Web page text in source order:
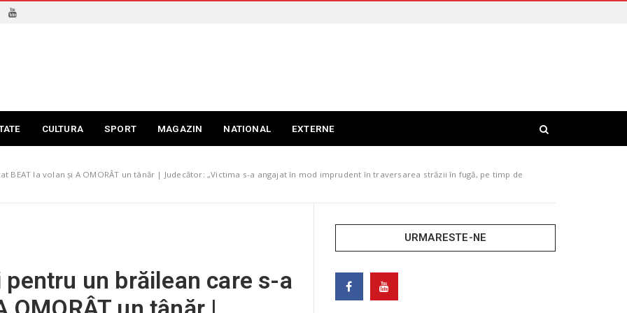
CULTURA SPORT MAGAZIN NATIONAL EXTERNE
BEAT la volan și A OMORÂT un tânăr | Judecător: „Victima s-a angajat în mod imprudent în traversarea străzii în fugă, pe timp de
un brăilean care s-a
URMARESTE-NE